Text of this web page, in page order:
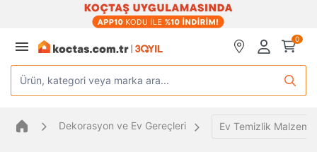
0
Ürün, kategori veya marka ara...
Dekorasyon ve Ev Gereçleri Ev Temizlik